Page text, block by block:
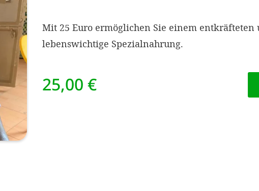
Mit 25 Euro ermöglichen Sie einem
lebenswichtige Spezialnahrung.
25,00 €